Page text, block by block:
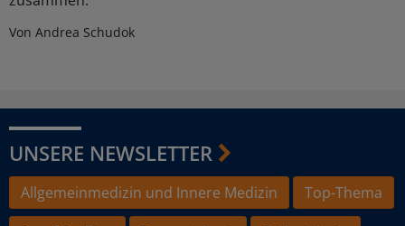
Von Andrea Schudok
UNSERE NEWSLETTER
Allgemeinmedizin und Innere Medizin
Top-Thema